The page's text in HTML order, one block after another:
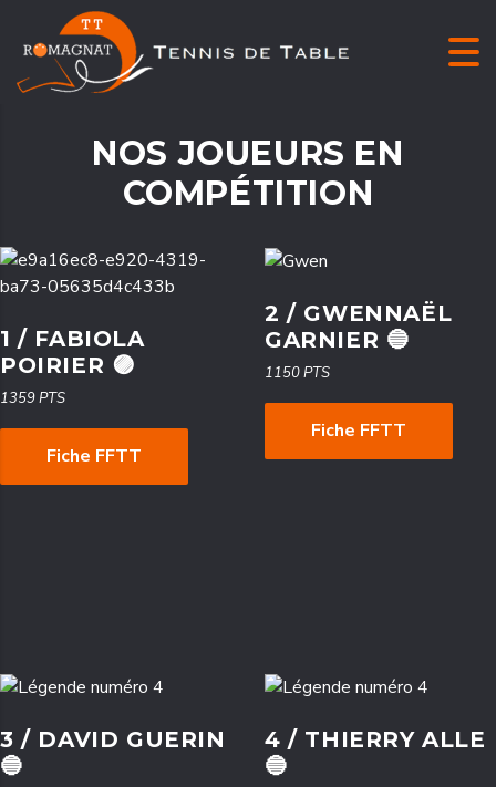
NOS JOUEURS EN
COMPÉTITION
1 / FABIOLA
POIRIER 🟣
1359 PTS
Fiche FFTT
2 / GWENNAËL
GARNIER 🔵
1150 PTS
Fiche FFTT
3 / DAVID GUERIN
🔵
4 / THIERRY ALLE
🔵